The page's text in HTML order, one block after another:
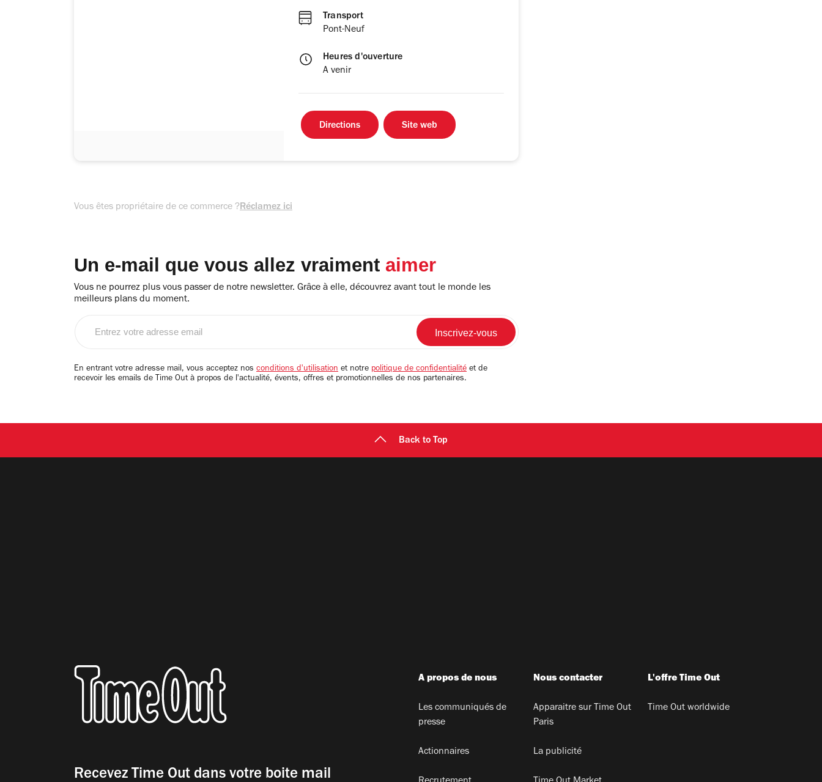
Transport
Pont-Neuf
Heures d'ouverture
A venir
Directions Site web
Vous êtes propriétaire de ce commerce ?Réclamez ici
Un e-mail que vous allez vraiment aimer
Vous ne pourrez plus vous passer de notre newsletter. Grâce à elle, découvrez avant tout le monde les
meilleurs plans du moment.
email
En entrant votre adresse mail, vous acceptez nos conditions d'utilisation et notre politique de confidentialité et de
recevoir les emails de Time Out à propos de l'actualité, évents, offres et promotionnelles de nos partenaires.
Back to Top
Recevez Time Out dans votre boite mail
A propos de nous
Les communiqués de
presse
Actionnaires
Nous contacter
Apparaitre sur Time Out
Paris
La publicité
L'offre Time Out
Time Out worldwide